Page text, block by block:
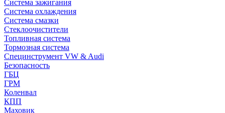
Система зажигания
Система охлаждения
Система смазки
Стеклоочистители
Топливная система
Тормозная система
Специнструмент VW & Audi
Безопасность
ГБЦ
ГРМ
Коленвал
КПП
Маховик